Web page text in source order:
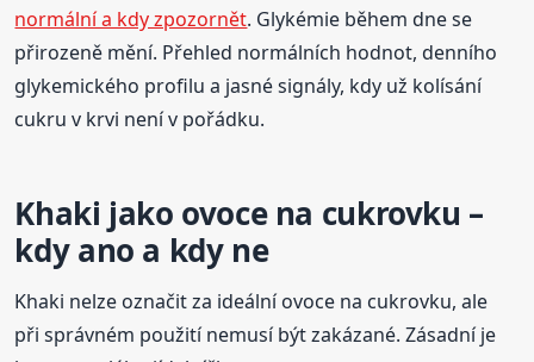
normální a kdy zpozornět. Glykémie během dne se
přirozeně mění. Přehled normálních hodnot, denního
glykemického profilu a jasné signály, kdy už kolísání
cukru v krvi není v pořádku.
Khaki jako ovoce na cukrovku –
kdy ano a kdy ne
Khaki nelze označit za ideální ovoce na cukrovku, ale
při správném použití nemusí být zakázané. Zásadní je